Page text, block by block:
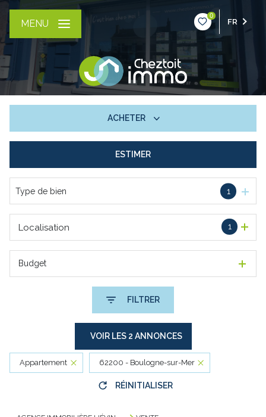
0
FR
MENU
ACHETER
ESTIMER
Type de bien 1
1
Localisation
Budget
FILTRER
VOIR LES 2 ANNONCES
Appartement 62200 - Boulogne-sur-Mer
RÉINITIALISER